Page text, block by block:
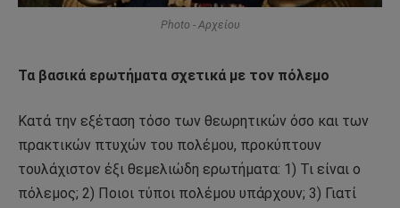
Photo - Αρχείου
Τα βασικά ερωτήματα σχετικά με τον πόλεμο
Κατά την εξέταση τόσο των θεωρητικών όσο και των
πρακτικών πτυχών του πολέμου, προκύπτουν
τουλάχιστον έξι θεμελιώδη ερωτήματα: 1) Τι είναι ο
πόλεμος; 2) Ποιοι τύποι πολέμου υπάρχουν; 3) Γιατί